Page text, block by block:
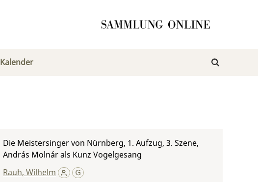
Kalender
Die Meistersinger von Nürnberg, 1. Aufzug, 3. Szene,
András Molnár als Kunz Vogelgesang
Rauh, Wilhelm